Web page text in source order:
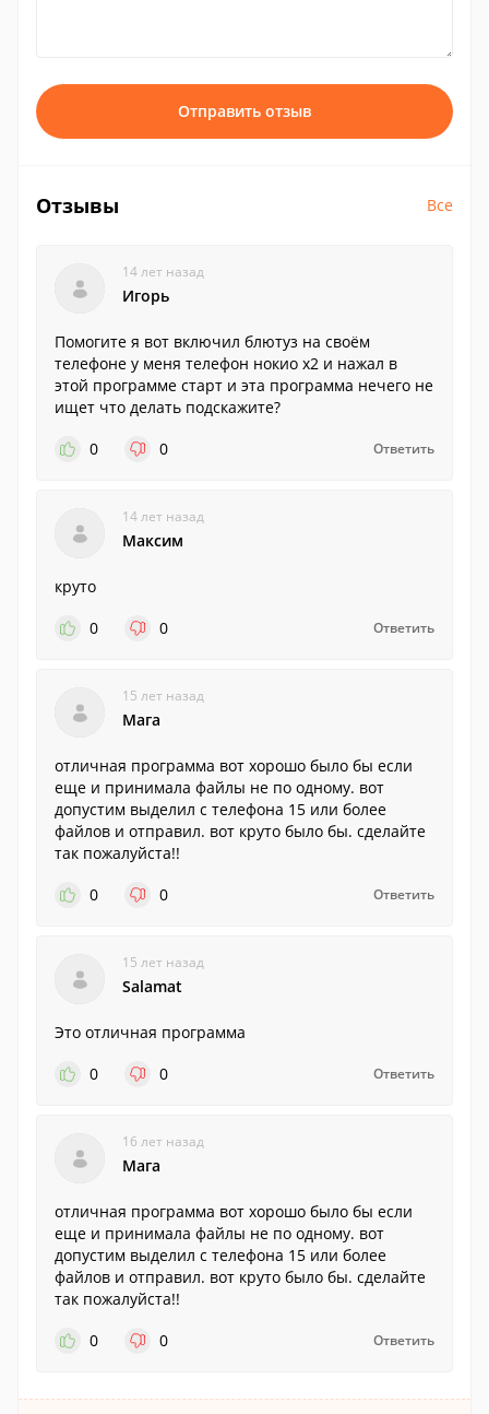
Отправить отзыв
Отзывы Все
14 лет назад
Игорь
Помогите я вот включил блютуз на своём
телефоне у меня телефон нокио х2 и нажал в
этой программе старт и эта программа нечего не
ищет что делать подскажите?
0
0 Ответить
14 лет назад
Максим
круто
0
0 Ответить
15 лет назад
Мага
отличная программа вот хорошо было бы если
еще и принимала файлы не по одному. вот
допустим выделил с телефона 15 или более
файлов и отправил. вот круто было бы. сделайте
так пожалуйста!!
0
0 Ответить
15 лет назад
Salamat
Это отличная программа
0
0 Ответить
16 лет назад
Мага
отличная программа вот хорошо было бы если
еще и принимала файлы не по одному. вот
допустим выделил с телефона 15 или более
файлов и отправил. вот круто было бы. сделайте
так пожалуйста!!
0
0 Ответить